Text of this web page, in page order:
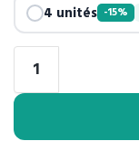
4 unités -15%